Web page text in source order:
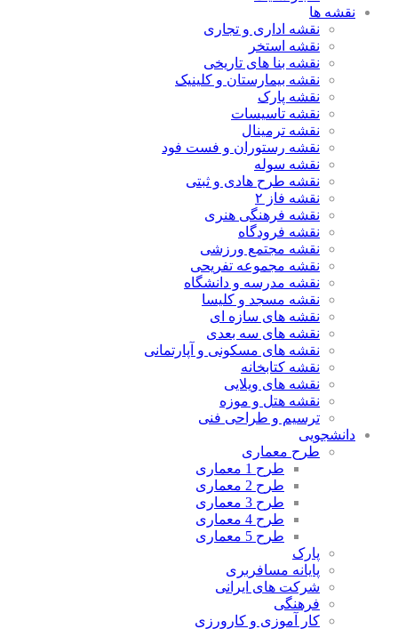
نقشه ها
نقشه اداری و تجاری
نقشه استخر
نقشه بنا های تاریخی
نقشه بیمارستان و کلینیک
نقشه پارک
نقشه تاسیسات
نقشه ترمینال
نقشه رستوران و فست فود
نقشه سوله
نقشه طرح هادی و ثبتی
نقشه فاز ۲
نقشه فرهنگی هنری
نقشه فرودگاه
نقشه مجتمع ورزشی
نقشه مجموعه تفریحی
نقشه مدرسه و دانشگاه
نقشه مسجد و کلیسا
نقشه های سازه ای
نقشه های سه بعدی
نقشه های مسکونی و آپارتمانی
نقشه کتابخانه
نقشه های ویلایی
نقشه هتل و موزه
ترسیم و طراحی فنی
دانشجویی
طرح معماری
طرح 1 معماری
طرح 2 معماری
طرح 3 معماری
طرح 4 معماری
طرح 5 معماری
پارک
پایانه مسافربری
شرکت های ایرانی
فرهنگی
کار آموزی و کارورزی